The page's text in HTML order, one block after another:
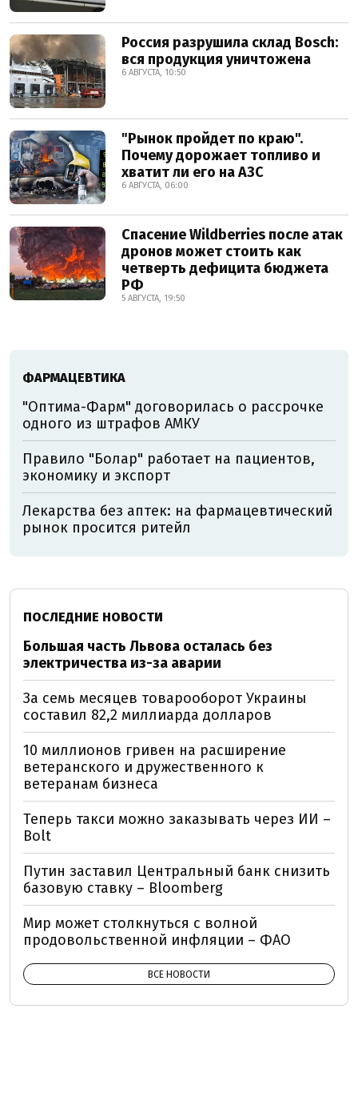
Россия разрушила склад Bosch:
вся продукция уничтожена
6 АВГУСТА, 10:50
"Рынок пройдет по краю".
Почему дорожает топливо и
хватит ли его на АЗС
6 АВГУСТА, 06:00
Спасение Wildberries после атак
дронов может стоить как
четверть дефицита бюджета
РФ
5 АВГУСТА, 19:50
ФАРМАЦЕВТИКА
"Оптима-Фарм" договорилась о рассрочке
одного из штрафов АМКУ
Правило "Болар" работает на пациентов,
экономику и экспорт
Лекарства без аптек: на фармацевтический
рынок просится ритейл
ПОСЛЕДНИЕ НОВОСТИ
Большая часть Львова осталась без
электричества из-за аварии
За семь месяцев товарооборот Украины
составил 82,2 миллиарда долларов
10 миллионов гривен на расширение
ветеранского и дружественного к
ветеранам бизнеса
Теперь такси можно заказывать через ИИ –
Bolt
Путин заставил Центральный банк снизить
базовую ставку – Bloomberg
Мир может столкнуться с волной
продовольственной инфляции – ФАО
ВСЕ НОВОСТИ